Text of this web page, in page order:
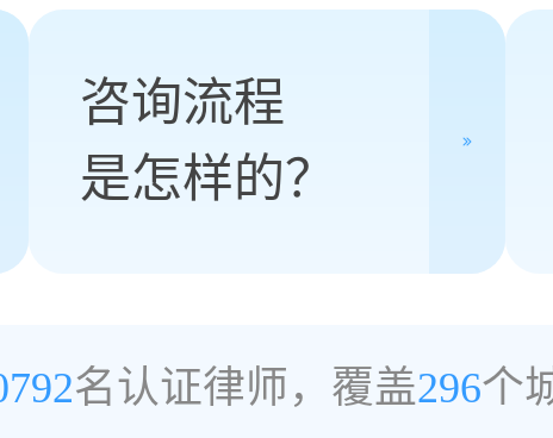
咨询流程
是怎样的？
名认证律师，覆盖296个